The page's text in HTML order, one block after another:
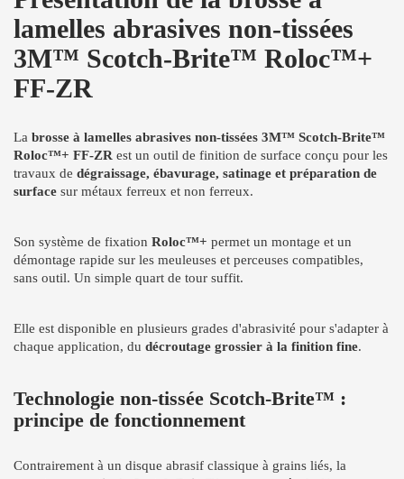
lamelles abrasives non-tissées
3M™ Scotch-Brite™ Roloc™+
FF-ZR
La brosse à lamelles abrasives non-tissées 3M™ Scotch-Brite™
Roloc™+ FF-ZR est un outil de finition de surface conçu pour les
travaux de dégraissage, ébavurage, satinage et préparation de
surface sur métaux ferreux et non ferreux.
Son système de fixation Roloc™+ permet un montage et un
démontage rapide sur les meuleuses et perceuses compatibles,
sans outil. Un simple quart de tour suffit.
Elle est disponible en plusieurs grades d'abrasivité pour s'adapter à
chaque application, du décroutage grossier à la finition fine.
Technologie non-tissée Scotch-Brite™ :
principe de fonctionnement
Contrairement à un disque abrasif classique à grains liés, la